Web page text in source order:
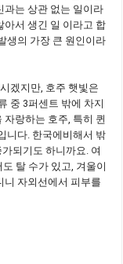
과는 상관 없는 일이라
아서 생긴 일 이라고 합
생의 가장 큰 원인이라
겠지만, 호주 햇빛은
중 3퍼센트 밖에 차지
랑하는 호주, 특히 퀸
니다. 한국에비해서 밖
되기도 하니까요. 여
탈 수가 있고, 겨울이
니 자외선에서 피부를